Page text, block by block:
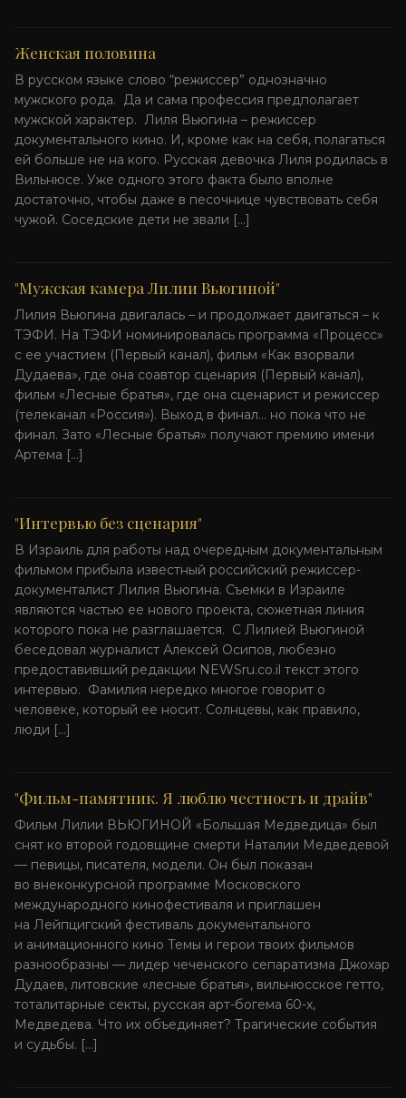
Женская половина
В русском языке слово “режиссер” однозначно
мужского рода. Да и сама профессия предполагает
мужской характер. Лиля Вьюгина – режиссер
документального кино. И, кроме как на себя, полагаться
ей больше не на кого. Русская девочка Лиля родилась в
Вильнюсе. Уже одного этого факта было вполне
достаточно, чтобы даже в песочнице чувствовать себя
чужой. Соседские дети не звали […]
"Мужская камера Лилии Вьюгиной"
Лилия Вьюгина двигалась – и продолжает двигаться – к
ТЭФИ. На ТЭФИ номинировалась программа «Процесс»
с ее участием (Первый канал), фильм «Как взорвали
Дудаева», где она соавтор сценария (Первый канал),
фильм «Лесные братья», где она сценарист и режиссер
(телеканал «Россия»). Выход в финал… но пока что не
финал. Зато «Лесные братья» получают премию имени
Артема […]
"Интервью без сценария"
В Израиль для работы над очередным документальным
фильмом прибыла известный российский режиссер-
документалист Лилия Вьюгина. Съемки в Израиле
являются частью ее нового проекта, сюжетная линия
которого пока не разглашается. С Лилией Вьюгиной
беседовал журналист Алексей Осипов, любезно
предоставивший редакции NEWSru.co.il текст этого
интервью. Фамилия нередко многое говорит о
человеке, который ее носит. Солнцевы, как правило,
люди […]
"Фильм-памятник. Я люблю честность и драйв"
Фильм Лилии ВЬЮГИНОЙ «Большая Медведица» был
снят ко второй годовщине смерти Наталии Медведевой
— певицы, писателя, модели. Он был показан
во внеконкурсной программе Московского
международного кинофестиваля и приглашен
на Лейпцигский фестиваль документального
и анимационного кино Темы и герои твоих фильмов
разнообразны — лидер чеченского сепаратизма Джохар
Дудаев, литовские «лесные братья», вильнюсское гетто,
тоталитарные секты, русская арт-богема 60-х,
Медведева. Что их объединяет? Трагические события
и судьбы. […]